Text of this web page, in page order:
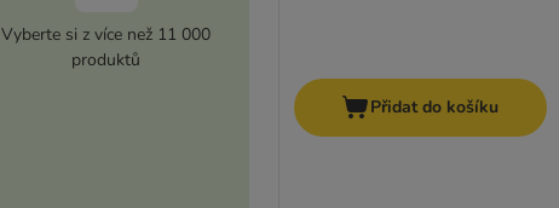
Vyberte si z více než 11 000
produktů
Přidat do košíku